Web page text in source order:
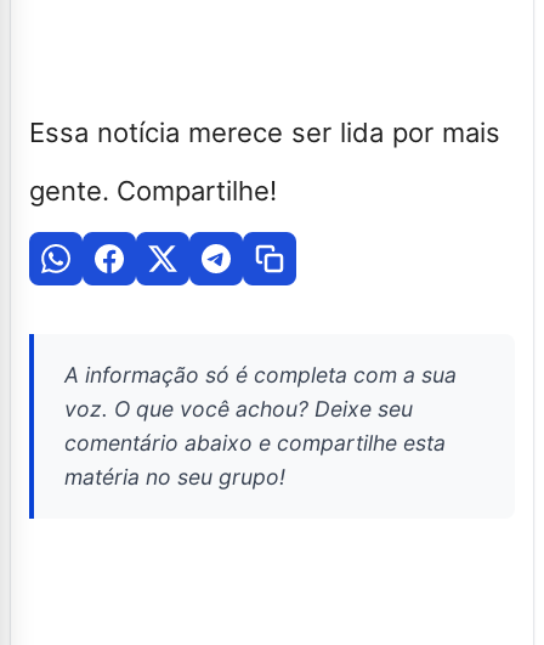
Essa notícia merece ser lida por mais
gente. Compartilhe!
A informação só é completa com a sua
voz. O que você achou? Deixe seu
comentário abaixo e compartilhe esta
matéria no seu grupo!